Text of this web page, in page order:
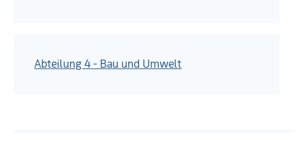
Abteilung 4 - Bau und Umwelt